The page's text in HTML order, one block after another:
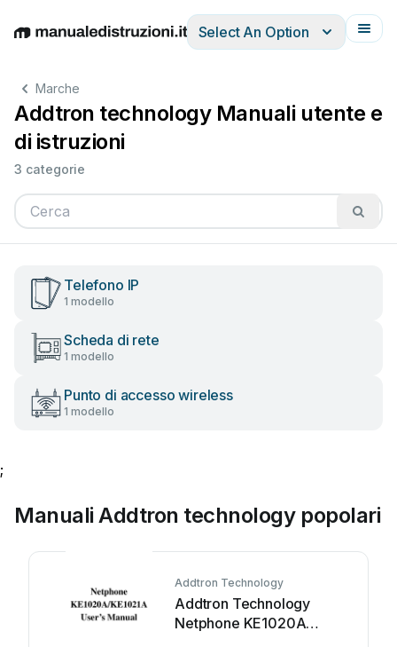
EnglishDeutschEspañolItalianoFrançais
Select An Option
Marche
Addtron technology Manuali utente e
di istruzioni
3 categorie
Telefono IP
1 modello
Scheda di rete
1 modello
Punto di accesso wireless
1 modello
;
Manuali Addtron technology popolari
Addtron Technology
Addtron Technology
Netphone KE1020A